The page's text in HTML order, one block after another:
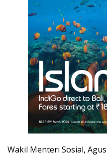
Wakil Menteri Sosial,